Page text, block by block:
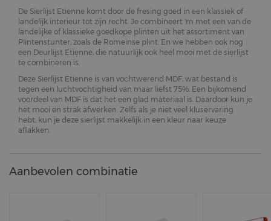
De Sierlijst Etienne komt door de fresing goed in een klassiek of
landelijk interieur tot zijn recht. Je combineert ‘m met een van de
landelijke of klassieke goedkope plinten uit het assortiment van
Plintenstunter, zoals de Romeinse plint. En we hebben ook nog
een Deurlijst Etienne, die natuurlijk ook heel mooi met de sierlijst
te combineren is.
Deze Sierlijst Etienne is van vochtwerend MDF, wat bestand is
tegen een luchtvochtigheid van maar liefst 75%. Een bijkomend
voordeel van MDF is dat het een glad materiaal is. Daardoor kun je
het mooi en strak afwerken. Zelfs als je niet veel kluservaring
hebt, kun je deze sierlijst makkelijk in een kleur naar keuze
aflakken.
Aanbevolen combinatie